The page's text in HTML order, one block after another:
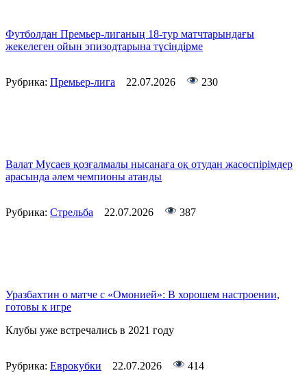
Футболдан Премьер-лиганың 18-тур матчтарындағы
жекелеген ойын эпизодтарына түсіндірме
Рубрика: Премьер-лига 22.07.2026 230
Валат Мусаев қозғалмалы нысанаға оқ отудан жасөспірімдер
арасында әлем чемпионы атанды
Рубрика: Стрельба 22.07.2026 387
Уразбахтин о матче с «Омонией»: В хорошем настроении,
готовы к игре
Клубы уже встречались в 2021 году
Рубрика: Еврокубки 22.07.2026 414